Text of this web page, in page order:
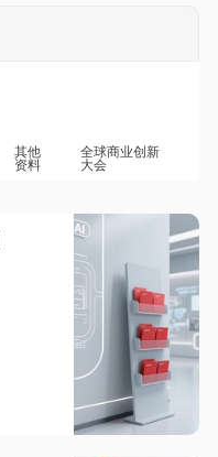
其他
资料
全球商业创新
大会